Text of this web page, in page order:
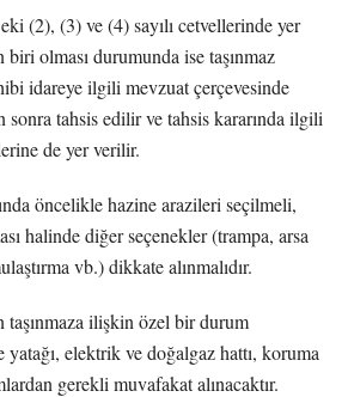
(2), (3) ve (4) sayılı cetvellerinde yer
olması durumunda ise taşınmaz
idareye ilgili mevzuat çerçevesinde
sonra tahsis edilir ve tahsis kararında ilgili
de yer verilir.
öncelikle hazine arazileri seçilmeli,
halinde diğer seçenekler (trampa, arsa
vb.) dikkate alınmalıdır.
taşınmaza ilişkin özel bir durum
yatağı, elektrik ve doğalgaz hattı, koruma
gerekli muvafakat alınacaktır.